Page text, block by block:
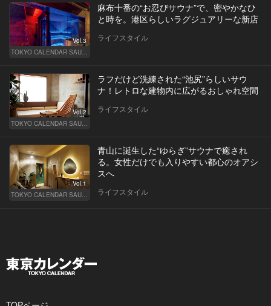
Vol.3
麻布十番の“お忍びサウナ”で、密やかなひ
と時を。港区らしいラグジュアリーな新店
ライフスタイル
Vol.2
ラフだけど洗練された“池尻”らしいサウ
ナ！レトロな建物内に広がるおしゃれ空間
ライフスタイル
Vol.1
青山に誕生した“ゆらぎ”サウナで癒され
る。女性だけでも入りやすい都心のオアシ
スへ
ライフスタイル